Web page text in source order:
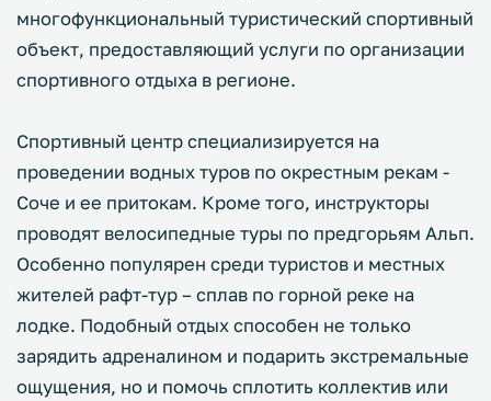
многофункциональный туристический спортивный
объект, предоставляющий услуги по организации
спортивного отдыха в регионе.
Спортивный центр специализируется на
проведении водных туров по окрестным рекам -
Соче и ее притокам. Кроме того, инструкторы
проводят велосипедные туры по предгорьям Альп.
Особенно популярен среди туристов и местных
жителей рафт-тур – сплав по горной реке на
лодке. Подобный отдых способен не только
зарядить адреналином и подарить экстремальные
ощущения, но и помочь сплотить коллектив или